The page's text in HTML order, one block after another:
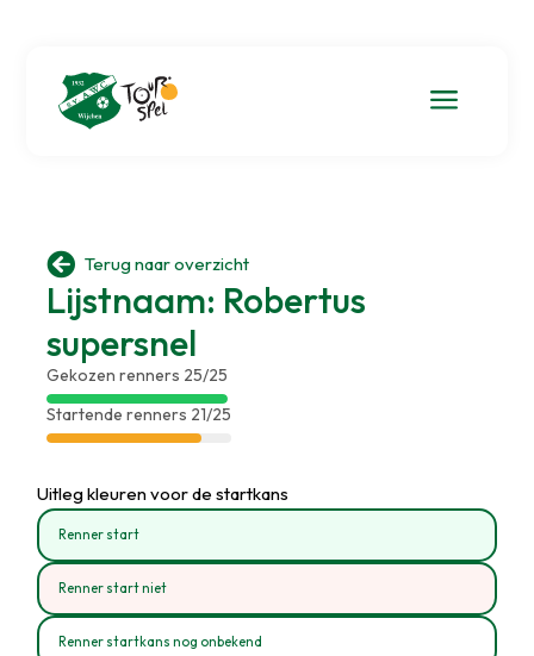
a
 Terug naar overzicht
Lijstnaam: Robertus
supersnel
Gekozen renners 25/25
Startende renners 21/25
Uitleg kleuren voor de startkans
Renner start
Renner start niet
Renner startkans nog onbekend